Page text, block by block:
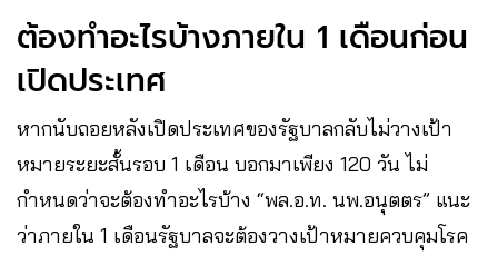
ต้องทำอะไรบ้างภายใน 1 เดือนก่อน
เปิดประเทศ​
หากนับถอยหลังเปิดประเทศของรัฐบาลกลับไม่วางเป้า
หมายระยะสั้นรอบ​ 1​ เดือน​ บอกมาเพียง​ 120​ วัน ไม่
กำหนดว่าจะต้องทำอะไรบ้าง​ “พล.อ.ท. นพ.อนุตตร” แนะ
ว่าภายใน​ 1​ เดือนรัฐบาลจะต้องวางเป้าหมายควบคุมโรค